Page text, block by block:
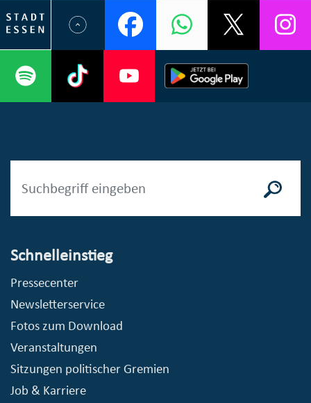
Schnelleinstieg
Pressecenter
Newsletterservice
Fotos zum Download
Veranstaltungen
Sitzungen politischer Gremien
Job & Karriere